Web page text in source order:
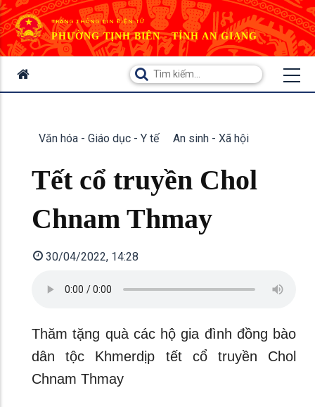
TRANG THÔNG TIN ĐIỆN TỬ
PHƯỜNG TỊNH BIÊN - TỈNH AN GIANG
Văn hóa - Giáo dục - Y tế An sinh - Xã hội
Tết cổ truyền Chol
Chnam Thmay
30/04/2022, 14:28
Thăm tặng quà các hộ gia đình đồng bào
dân tộc Khmerdịp tết cổ truyền Chol
Chnam Thmay